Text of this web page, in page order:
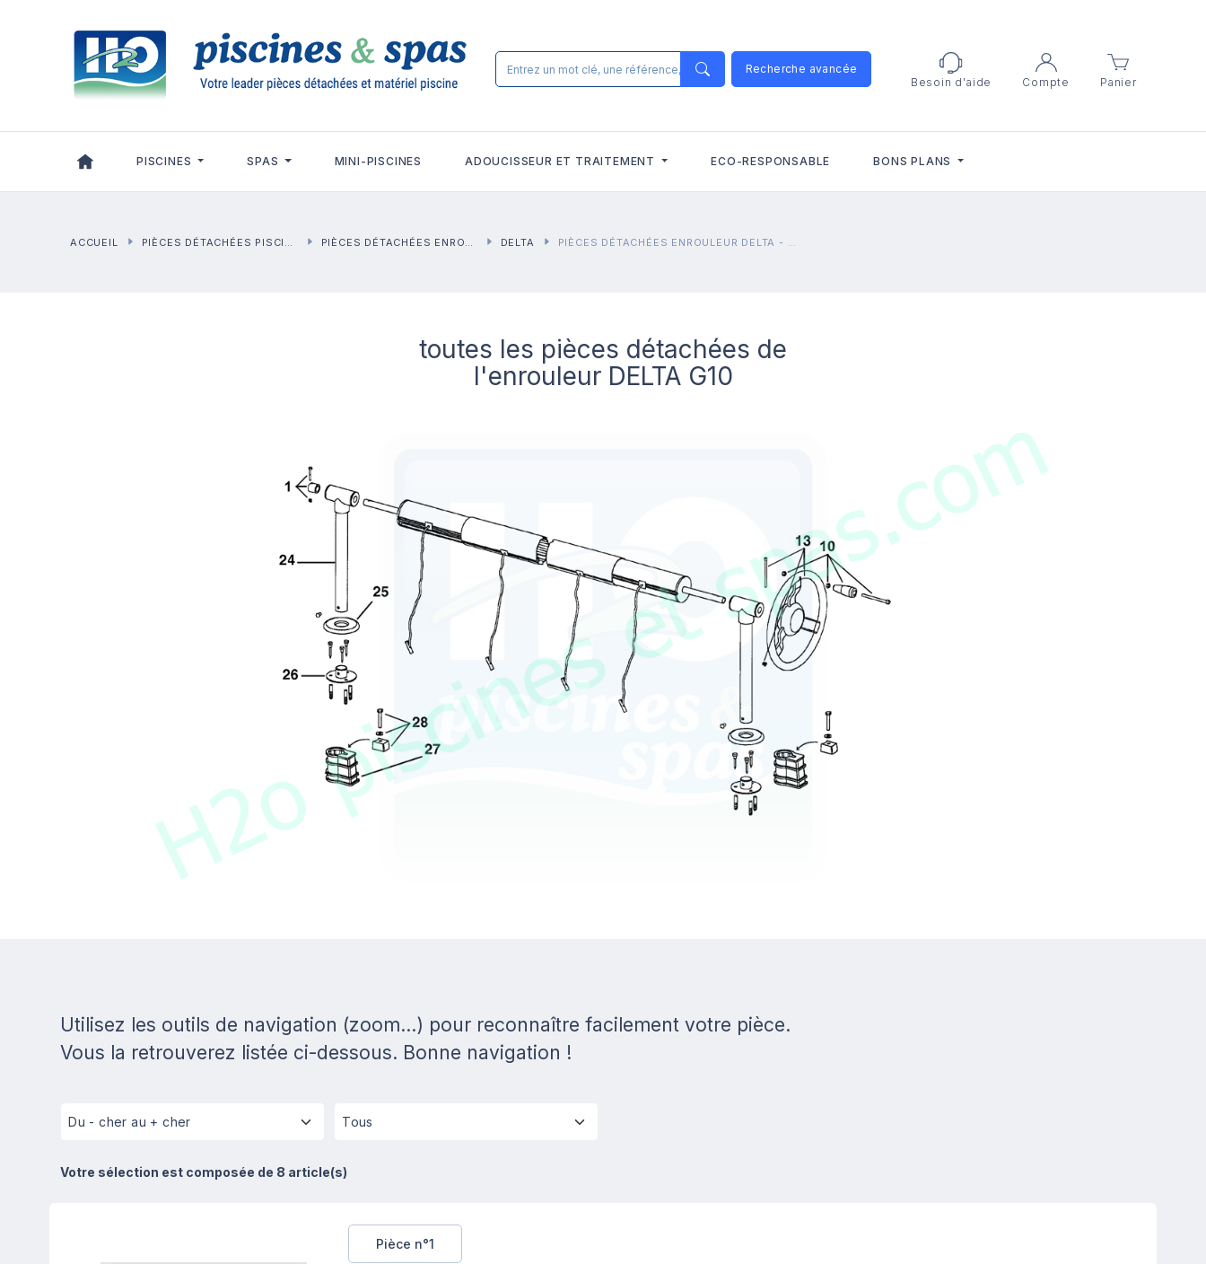
Recherche avancée
Besoin d'aide
Compte Panier
PISCINES SPAS MINI-PISCINES ADOUCISSEUR ET TRAITEMENT ECO-RESPONSABLE BONS PLANS
ACCUEIL PIÈCES DÉTACHÉES PISCINES PIÈCES DÉTACHÉES ENROULEURS DELTA PIÈCES DÉTACHÉES ENROULEUR DELTA - G10
toutes les pièces détachées de
l'enrouleur DELTA G10
Utilisez les outils de navigation (zoom...) pour reconnaître facilement votre pièce.
Vous la retrouverez listée ci-dessous. Bonne navigation !
Votre sélection est composée de 8 article(s)
Pièce n°1